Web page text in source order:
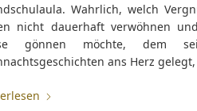
Wahrlich, welch
nicht dauerhaft verwöhnen
gönnen möchte, dem
ans Herz